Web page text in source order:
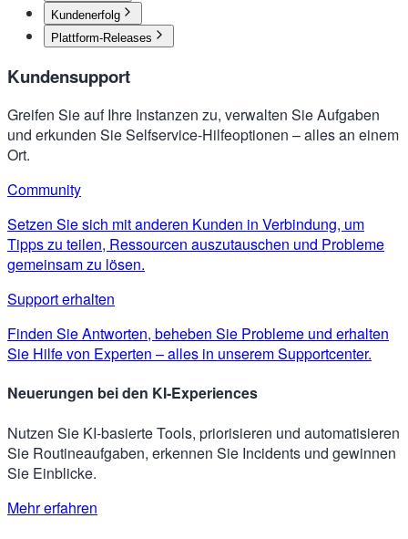
Kundenerfolg
Plattform-Releases
Kundensupport
Greifen Sie auf Ihre Instanzen zu, verwalten Sie Aufgaben
und erkunden Sie Selfservice-Hilfeoptionen – alles an einem
Ort.
Community
Setzen Sie sich mit anderen Kunden in Verbindung, um
Tipps zu teilen, Ressourcen auszutauschen und Probleme
gemeinsam zu lösen.
Support erhalten
Finden Sie Antworten, beheben Sie Probleme und erhalten
Sie Hilfe von Experten – alles in unserem Supportcenter.
Neuerungen bei den KI-Experiences
Nutzen Sie KI-basierte Tools, priorisieren und automatisieren
Sie Routineaufgaben, erkennen Sie Incidents und gewinnen
Sie Einblicke.
Mehr erfahren